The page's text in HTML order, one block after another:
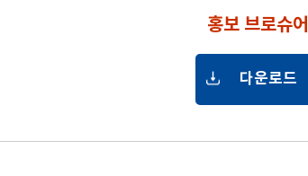
홍보 브로슈어
홍보
다운로드